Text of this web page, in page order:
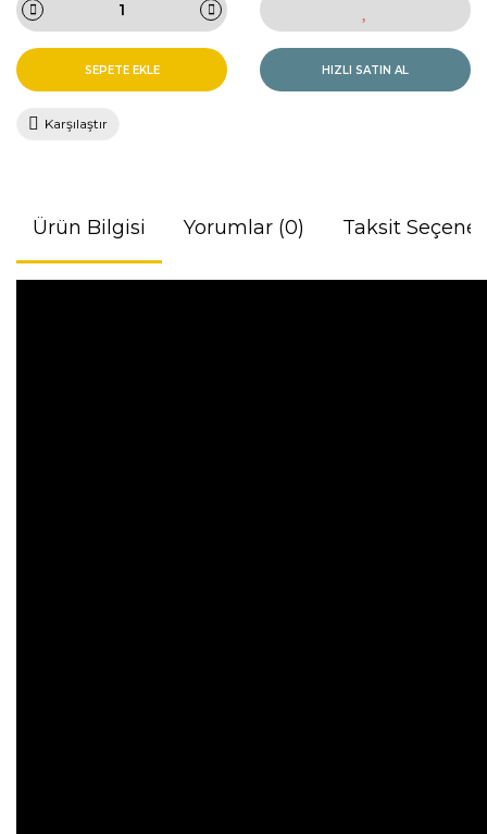
SEPETE EKLE HIZLI SATIN AL
Karşılaştır
Ürün Bilgisi Yorumlar (0) Taksit